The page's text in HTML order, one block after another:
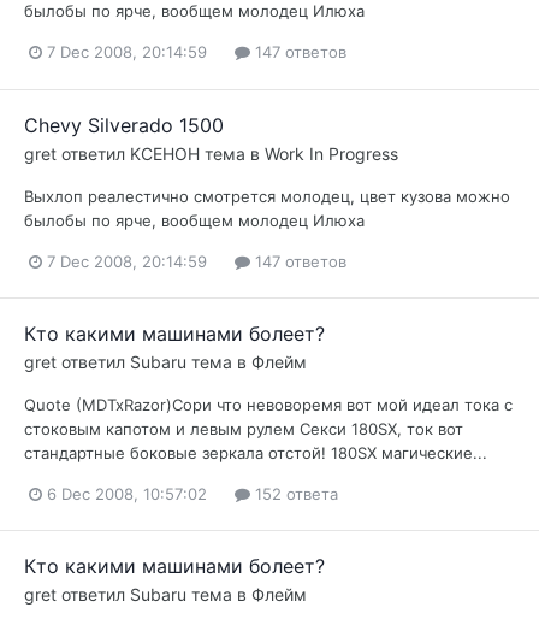
былобы по ярче, вообщем молодец Илюха
7 Dec 2008, 20:14:59 147 ответов
Chevy Silverado 1500
gret ответил KCEHOH тема в Work In Progress
Выхлоп реалестично смотрется молодец, цвет кузова можно
былобы по ярче, вообщем молодец Илюха
7 Dec 2008, 20:14:59 147 ответов
Кто какими машинами болеет?
gret ответил Subaru тема в Флейм
Quote (MDTxRazor)Сори что невоворемя вот мой идеал тока с
стоковым капотом и левым рулем Секси 180SX, ток вот
стандартные боковые зеркала отстой! 180SX магические...
6 Dec 2008, 10:57:02 152 ответа
Кто какими машинами болеет?
gret ответил Subaru тема в Флейм